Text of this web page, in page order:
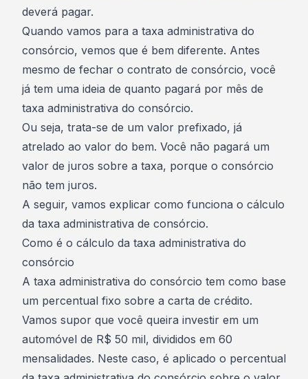
deverá pagar.
Quando vamos para a taxa administrativa do
consórcio, vemos que é bem diferente. Antes
mesmo de fechar o contrato de consórcio, você
já tem uma ideia de quanto pagará por mês de
taxa administrativa do consórcio.
Ou seja, trata-se de um valor prefixado, já
atrelado ao valor do bem. Você não pagará um
valor de juros sobre a taxa, porque o consórcio
não tem juros.
A seguir, vamos explicar como funciona o cálculo
da taxa administrativa de consórcio.
Como é o cálculo da taxa administrativa do
consórcio
A taxa administrativa do consórcio tem como base
um percentual fixo sobre a carta de crédito.
Vamos supor que você queira investir em um
automóvel de R$ 50 mil, divididos em 60
mensalidades. Neste caso, é aplicado o percentual